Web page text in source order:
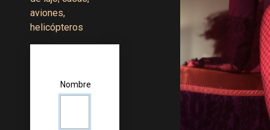
aviones,
helicópteros
Nombre